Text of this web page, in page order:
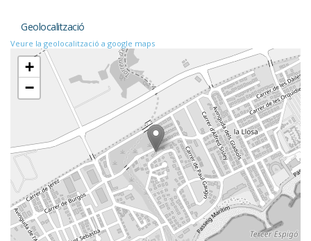
Geolocalització
Veure la geolocalització a google maps
+
−